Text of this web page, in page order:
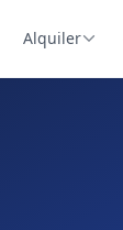
Alquiler